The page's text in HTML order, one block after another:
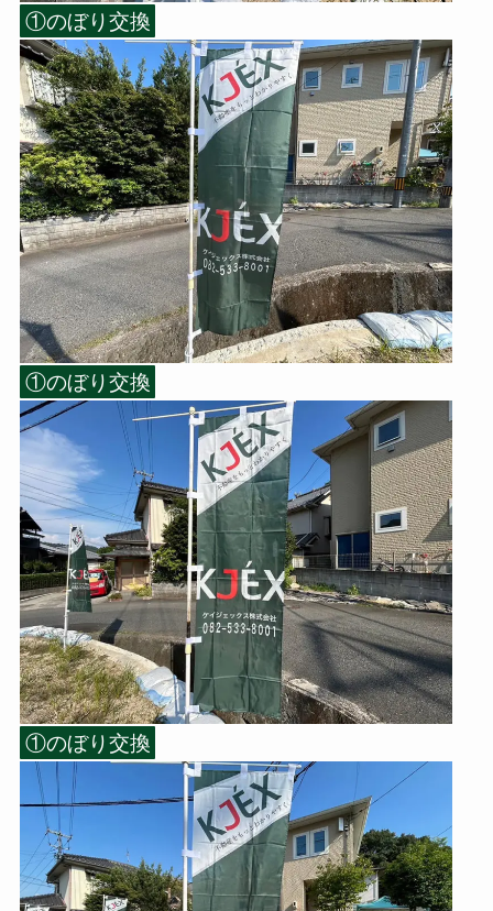
①のぼり交換
①のぼり交換
①のぼり交換